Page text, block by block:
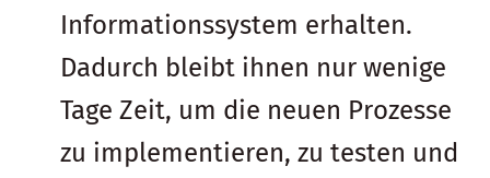
Informationssystem erhalten.
Dadurch bleibt ihnen nur wenige
Tage Zeit, um die neuen Prozesse
zu implementieren, zu testen und